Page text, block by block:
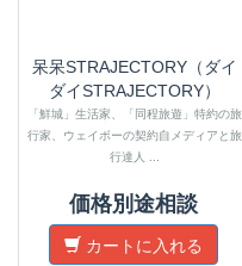
呆呆STRAJECTORY（ダイ
ダイSTRAJECTORY）
「鮮城」生活家、「同程旅遊」特約の旅
行家、ウェイボーの契約自メディアと旅
行達人 ...
価格別途相談
カートに入れる